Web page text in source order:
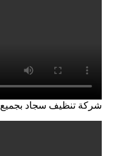
شركة تنظيف سجاد